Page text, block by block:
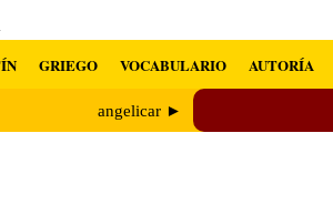
GRIEGO VOCABULARIO AUTORÍA
angelicar ►